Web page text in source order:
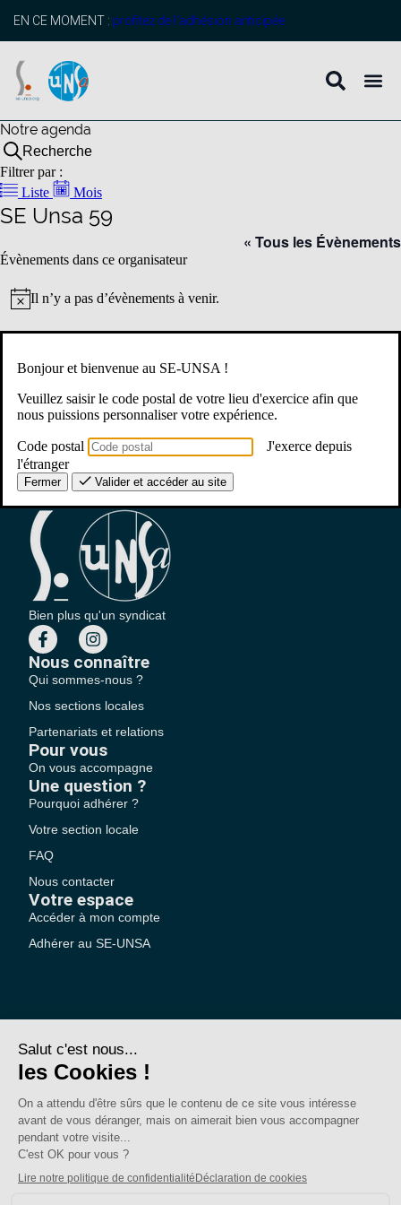
EN CE MOMENT : profitez de l’adhésion anticipée
Notre agenda
Recherche
Filtrer par :
Liste
Mois
SE Unsa 59
« Tous les Évènements
Évènements dans ce organisateur
NoticeIl n’y a pas d’évènements à venir.
Bien plus qu'un syndicat
Nous connaître
Qui sommes-nous ?
Nos sections locales
Partenariats et relations
Pour vous
On vous accompagne
Une question ?
Pourquoi adhérer ?
Votre section locale
FAQ
Nous contacter
Votre espace
Accéder à mon compte
Adhérer au SE-UNSA
SE-Unsa est un syndicat de l’UNSA
Bonjour et bienvenue au SE-UNSA !
Veuillez saisir le code postal de votre lieu d'exercice afin que
nous puissions personnaliser votre expérience.
Code postal
J'exerce depuis
l'étranger
Fermer Valider et accéder au site